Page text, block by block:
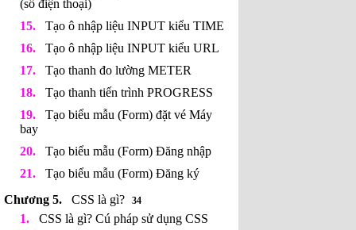
(số điện thoại)
Tạo ô nhập liệu INPUT kiểu TIME
Tạo ô nhập liệu INPUT kiểu URL
Tạo thanh đo lường METER
Tạo thanh tiến trình PROGRESS
Tạo biểu mẫu (Form) đặt vé Máy
bay
Tạo biểu mẫu (Form) Đăng nhập
Tạo biểu mẫu (Form) Đăng ký
CSS là gì?
34
CSS là gì? Cú pháp sử dụng CSS